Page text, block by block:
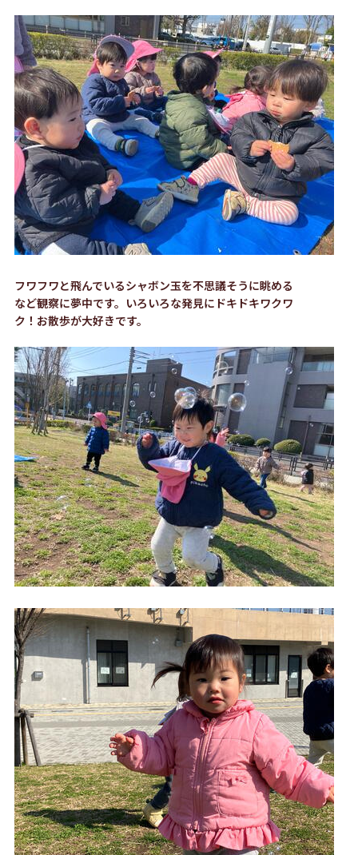
フワフワと飛んでいるシャボン玉を不思議そうに眺める
など観察に夢中です。いろいろな発見にドキドキワクワ
ク！お散歩が大好きです。